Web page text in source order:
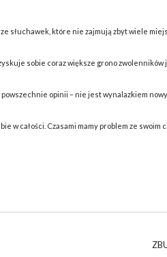
słuchawek, które nie zajmują zbyt wiele
sobie coraz większe grono
opinii – nie jest wynalazkiem
w całości. Czasami mamy problem ze swoim